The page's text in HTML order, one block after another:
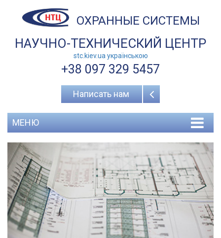
ОХРАННЫЕ СИСТЕМЫ
НАУЧНО-ТЕХНИЧЕСКИЙ ЦЕНТР
stc.kiev.ua українською
+38 097 329 5457
Написать нам
МЕНЮ